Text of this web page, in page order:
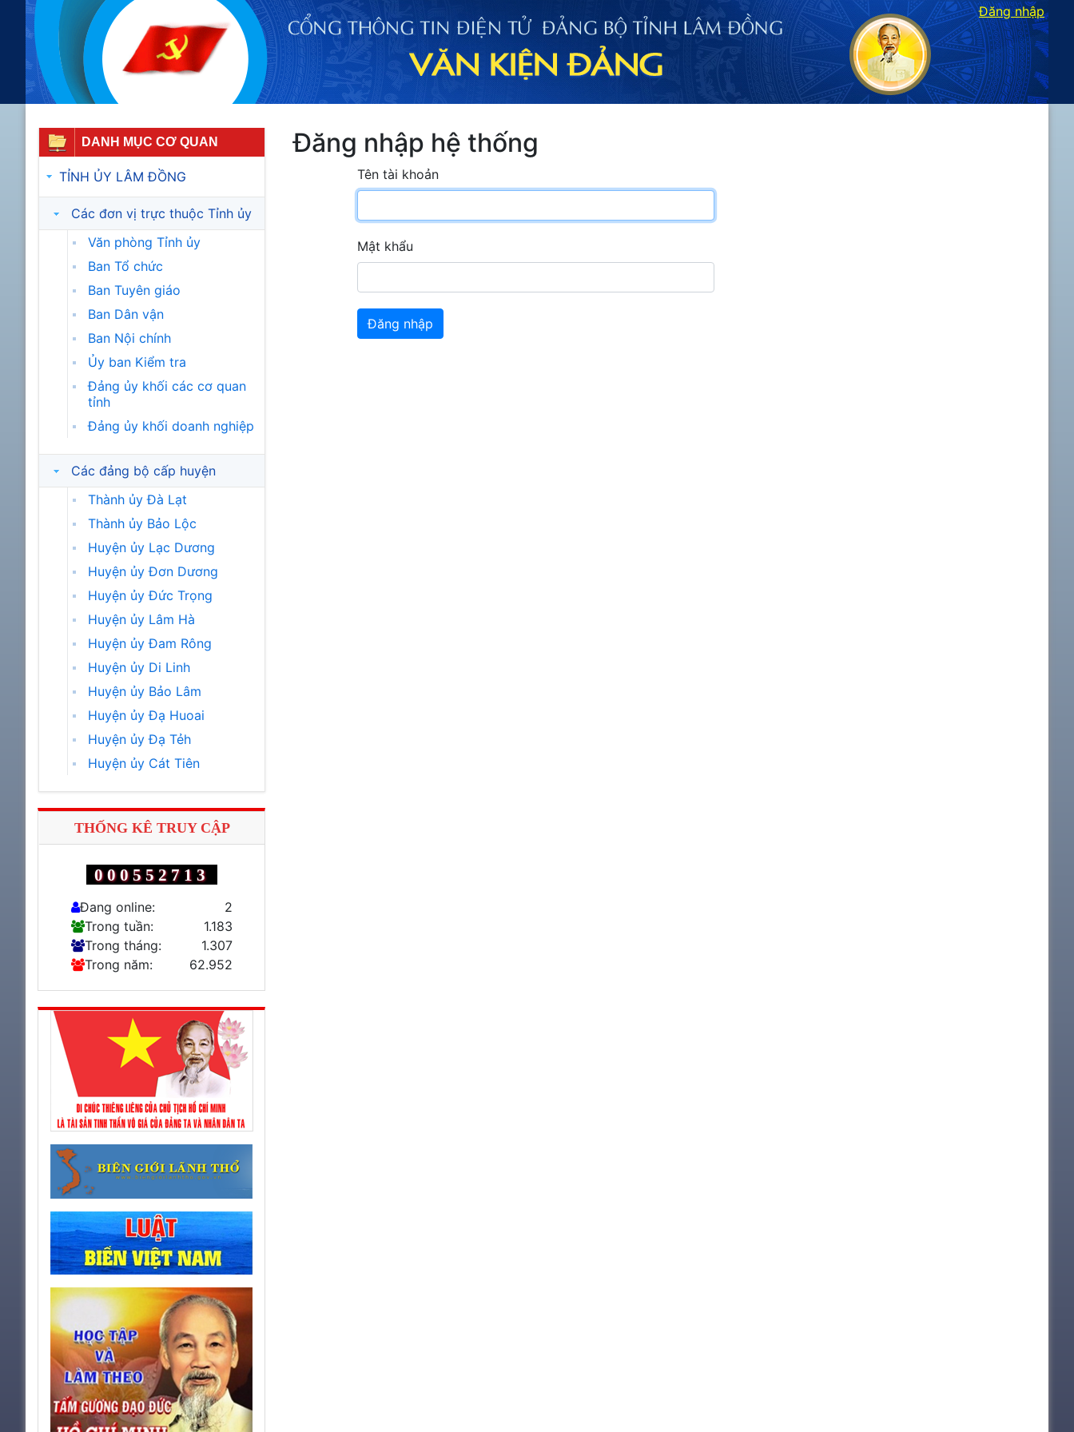
Đăng nhập
DANH MỤC CƠ QUAN
TỈNH ỦY LÂM ĐỒNG
Các đơn vị trực thuộc Tỉnh ủy
Văn phòng Tỉnh ủy
Ban Tổ chức
Ban Tuyên giáo
Ban Dân vận
Ban Nội chính
Ủy ban Kiểm tra
Đảng ủy khối các cơ quan
tỉnh
Đảng ủy khối doanh nghiệp
Các đảng bộ cấp huyện
Thành ủy Đà Lạt
Thành ủy Bảo Lộc
Huyện ủy Lạc Dương
Huyện ủy Đơn Dương
Huyện ủy Đức Trọng
Huyện ủy Lâm Hà
Huyện ủy Đam Rông
Huyện ủy Di Linh
Huyện ủy Bảo Lâm
Huyện ủy Đạ Huoai
Huyện ủy Đạ Tẻh
Huyện ủy Cát Tiên
THỐNG KÊ TRUY CẬP
000552713
Đang online:
2
Trong tuần:
1.183
Trong tháng:
1.307
Trong năm:
62.952
Đăng nhập hệ thống
Tên tài khoản
Mật khẩu
Đăng nhập